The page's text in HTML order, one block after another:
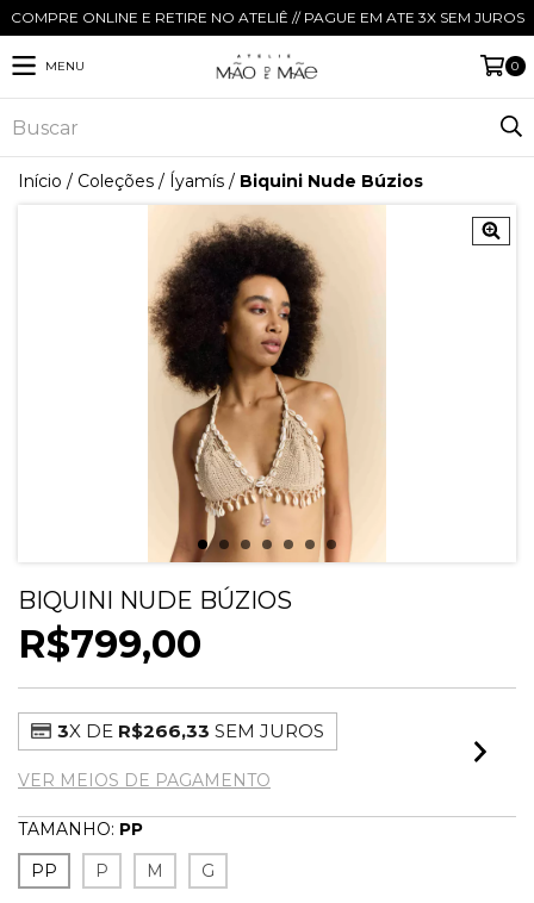
COMPRE ONLINE E RETIRE NO ATELIÊ // PAGUE EM ATE 3X SEM JUROS
MENU 0
Início / Coleções / Íyamís / Biquini Nude Búzios
BIQUINI NUDE BÚZIOS
R$799,00
3X DE R$266,33 SEM JUROS
VER MEIOS DE PAGAMENTO
TAMANHO: PP
PP
P M G